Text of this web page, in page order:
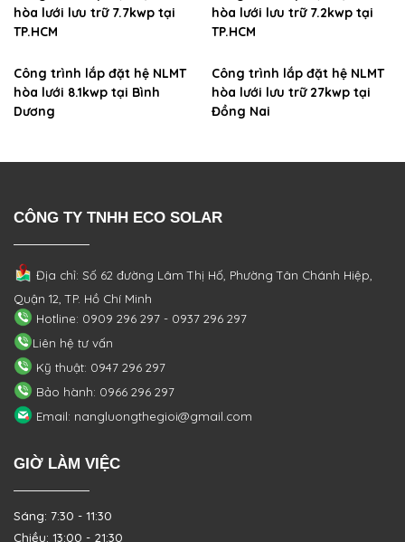
hòa lưới lưu trữ 7.7kwp tại
TP.HCM
hòa lưới lưu trữ 7.2kwp tại
TP.HCM
Công trình lắp đặt hệ NLMT
hòa lưới 8.1kwp tại Bình
Dương
Công trình lắp đặt hệ NLMT
hòa lưới lưu trữ 27kwp tại
Đồng Nai
CÔNG TY TNHH ECO SOLAR
Địa chỉ: Số 62 đường Lâm Thị Hố, PhườngTân Chánh Hiệp,
Quận 12, TP. Hồ Chí Minh
Hotline: 0909 296 297 - 0937 296 297
Liên hệ tư vấn
Kỹ thuật: 0947 296 297
Bảo hành: 0966 296 297
Email: nangluongthegioi@gmail.com
GIỜ LÀM VIỆC
Sáng: 7:30 - 11:30
Chiều: 13:00 - 21:30